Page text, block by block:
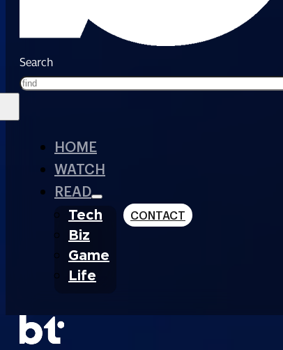
Search
HOME
WATCH
READ
Tech
Biz
Game
Life
CONTACT